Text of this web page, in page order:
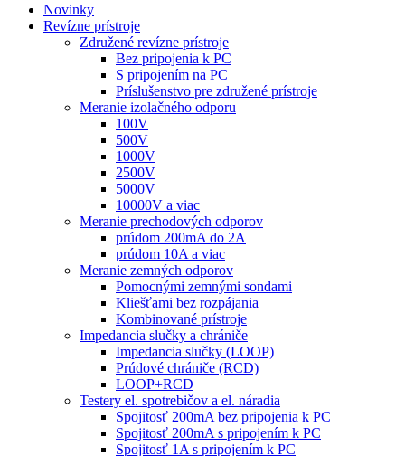
Novinky
Revízne prístroje
Združené revízne prístroje
Bez pripojenia k PC
S pripojením na PC
Príslušenstvo pre združené prístroje
Meranie izolačného odporu
100V
500V
1000V
2500V
5000V
10000V a viac
Meranie prechodových odporov
prúdom 200mA do 2A
prúdom 10A a viac
Meranie zemných odporov
Pomocnými zemnými sondami
Kliešťami bez rozpájania
Kombinované prístroje
Impedancia slučky a chrániče
Impedancia slučky (LOOP)
Prúdové chrániče (RCD)
LOOP+RCD
Testery el. spotrebičov a el. náradia
Spojitosť 200mA bez pripojenia k PC
Spojitosť 200mA s pripojením k PC
Spojitosť 1A s pripojením k PC